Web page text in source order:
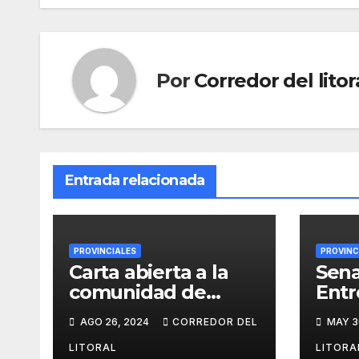
entradas
Por Corredor del
Entrada relacionada
PROVINCIALES
Carta abierta a la
comunidad de
Docentes de la
Provincia de Entre
Ríos
AGO 26, 2024 CORREDOR DEL
LITORAL
que
MAY